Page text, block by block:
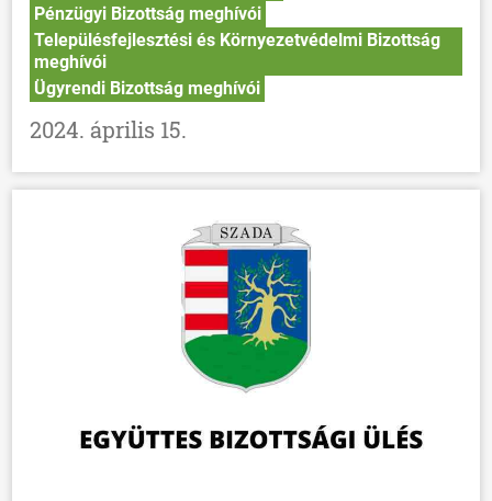
Pénzügyi Bizottság meghívói
Településfejlesztési és Környezetvédelmi Bizottság
meghívói
Ügyrendi Bizottság meghívói
2024. április 15.